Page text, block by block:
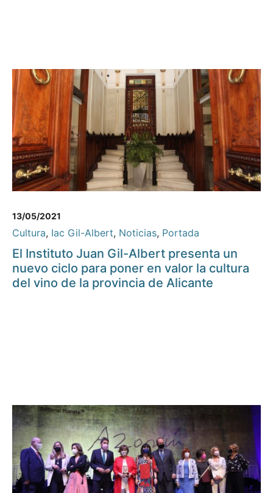
13/05/2021
Cultura, Iac Gil-Albert, Noticias, Portada
El Instituto Juan Gil-Albert presenta un
nuevo ciclo para poner en valor la cultura
del vino de la provincia de Alicante